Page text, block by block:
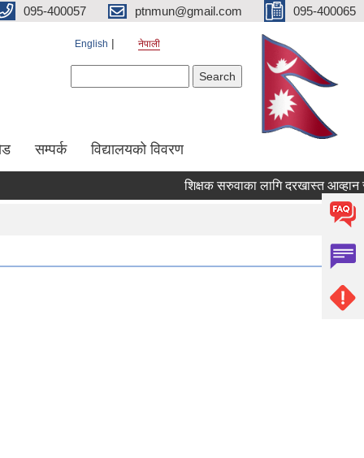
095-400057 ptnmun@gmail.com 095-400065
English नेपाली
सम्पर्क विद्यालयको विवरण
शिक्षक सरुवाका लागि दरखास्त आव्हान